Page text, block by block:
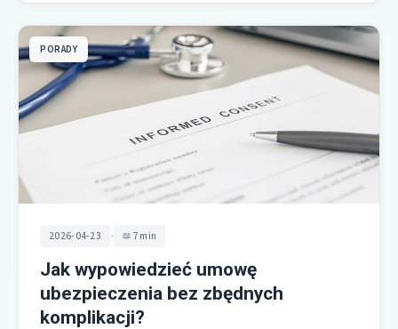
PORADY
2026-04-23 • 7 min
Jak wypowiedzieć umowę
ubezpieczenia bez zbędnych
komplikacji?